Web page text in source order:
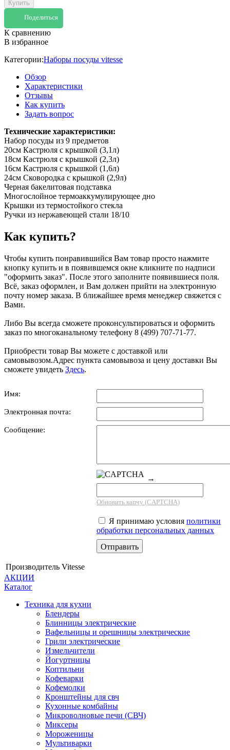
Купить
Поделиться
К сравнению
В избранное
Категории:Наборы посуды vitesse
Обзор
Характеристики
Отзывы
Как купить
Задать вопрос
Технические характеристики:
Набор посуды из 9 предметов
20см Кастрюля с крышкой (3,1л)
18см Кастрюля с крышкой (2,3л)
16см Кастрюля с крышкой (1,6л)
24см Сковородка с крышкой (2,9л)
Черная бакелитовая подставка
Многослойное термоаккумулирующее дно
Крышки из термостойкого стекла
Ручки из нержавеющей стали 18/10
Как купить?
Чтобы купить понравившийся Вам товар просто нажмите
кнопку купить и в появившемся окне кликните по надписи
"оформить заказ". После этого заполните появившиеся поля.
Всё, заказ оформлен, и Вам должен прийти на электронную
почту номер заказа. В ближайшее время менеджер свяжется с
Вами.
Либо Вы всегда сможете проконсультироваться и оформить
заказ по многоканальному телефону 8 (499) 707-71-77.
Приобрести товар Вы можете с доставкой или
самовывозом.Адрес пункта самовывоза и цену доставки Вы
сможете увидеть Здесь.
Имя:
Электронная почта:
Сообщение:
→
Обновить капчу (CAPTCHA)
Я принимаю условия политики
обработки персональных данных
Производитель Vitesse
АКЦИИ
Каталог
Техника для кухни
Блендеры
Блинницы электрические
Вафельницы и орешницы электрические
Грили электрические
Измельчители
Йогуртницы
Коптильни
Кофеварки
Кофемолки
Кронштейны для свч
Кухонные комбайны
Микроволновые печи (СВЧ)
Миксеры
Мороженицы
Мультиварки